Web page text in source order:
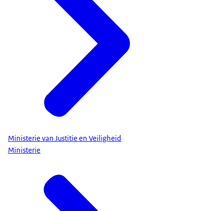
Ministerie van Justitie en Veiligheid
Ministerie